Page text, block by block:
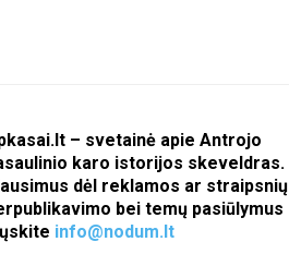
– svetainė apie Antrojo
karo istorijos skeveldras.
dėl reklamos ar straipsnių
bei temų pasiūlymus
info@nodum.lt